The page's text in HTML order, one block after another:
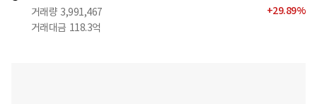
거래량 3,991,467
거래대금 118.3억
+29.89%